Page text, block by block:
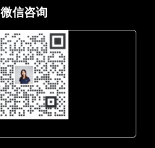
微信咨询